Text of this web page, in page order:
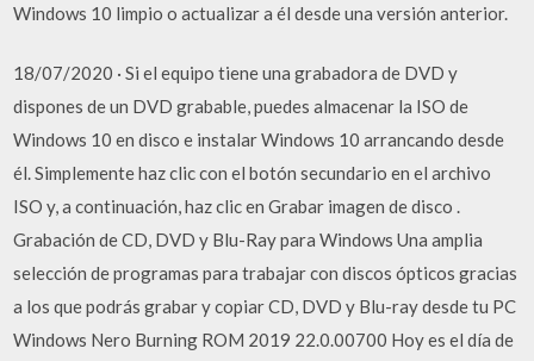
Windows 10 limpio o actualizar a él desde una versión anterior.
18/07/2020 · Si el equipo tiene una grabadora de DVD y
dispones de un DVD grabable, puedes almacenar la ISO de
Windows 10 en disco e instalar Windows 10 arrancando desde
él. Simplemente haz clic con el botón secundario en el archivo
ISO y, a continuación, haz clic en Grabar imagen de disco .
Grabación de CD, DVD y Blu-Ray para Windows Una amplia
selección de programas para trabajar con discos ópticos gracias
a los que podrás grabar y copiar CD, DVD y Blu-ray desde tu PC
Windows Nero Burning ROM 2019 22.0.00700 Hoy es el día de